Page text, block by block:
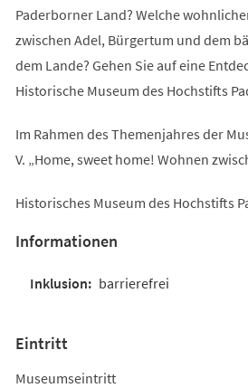
Paderborner Land? Welche
zwischen Adel, Bürgertum und dem
dem Lande? Gehen Sie auf eine
Historische Museum des Hochstifts
Im Rahmen des Themenjahres der
V. „Home, sweet home! Wohnen
Historisches Museum des Hochstifts
Informationen
barrierefrei
Eintritt
Museumseintritt